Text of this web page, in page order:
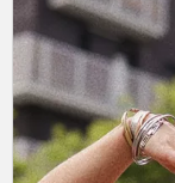
Le choix de Jansi